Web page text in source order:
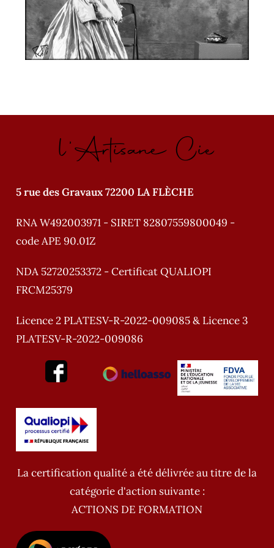
l'Artisane Cie
5 rue des Gravaux 72200 LA FLÈCHE
RNA W492003971 - SIRET 82807559800049 -
code APE 90.01Z
NDA 52720253372 - Certificat QUALIOPI
FRCM25379
Licence 2 PLATESV-R-2022-009085 & Licence 3
PLATESV-R-2022-009086
La certification qualité a été délivrée au titre de la
catégorie d'action suivante :
ACTIONS DE FORMATION